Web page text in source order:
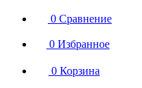
0 Сравнение
0 Избранное
0 Корзина